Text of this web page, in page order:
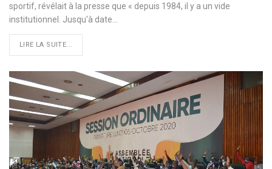
sportif, révélait à la presse que « depuis 1984, il y a un vide
institutionnel. Jusqu'à date
LIRE LA SUITE...